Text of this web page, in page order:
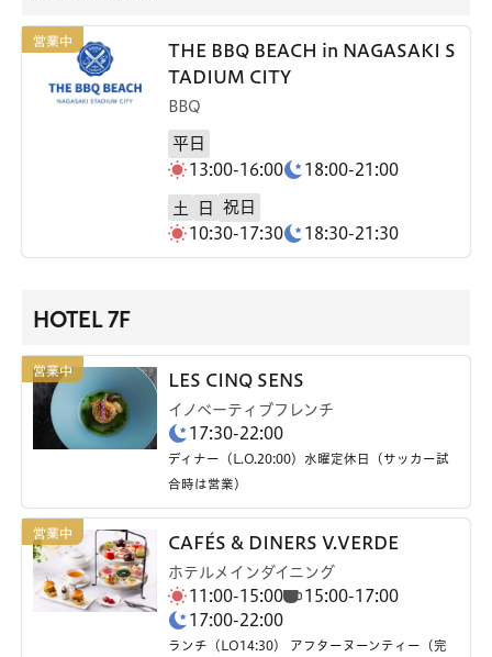
THE BBQ BEACH in NAGASAKI S
TADIUM CITY
BBQ
平日
13:00-16:00
18:00-21:00
土 日
祝日
10:30-17:30
18:30-21:30
HOTEL 7F
LES CINQ SENS
イノベーティブフレンチ
17:30-22:00
ディナー（L.O.20:00）水曜定休日（サッカー試
合時は営業）
CAFÉS & DINERS V.VERDE
ホテルメインダイニング
11:00-15:00
15:00-17:00
17:00-22:00
ランチ（LO14:30） アフターヌーンティー（完